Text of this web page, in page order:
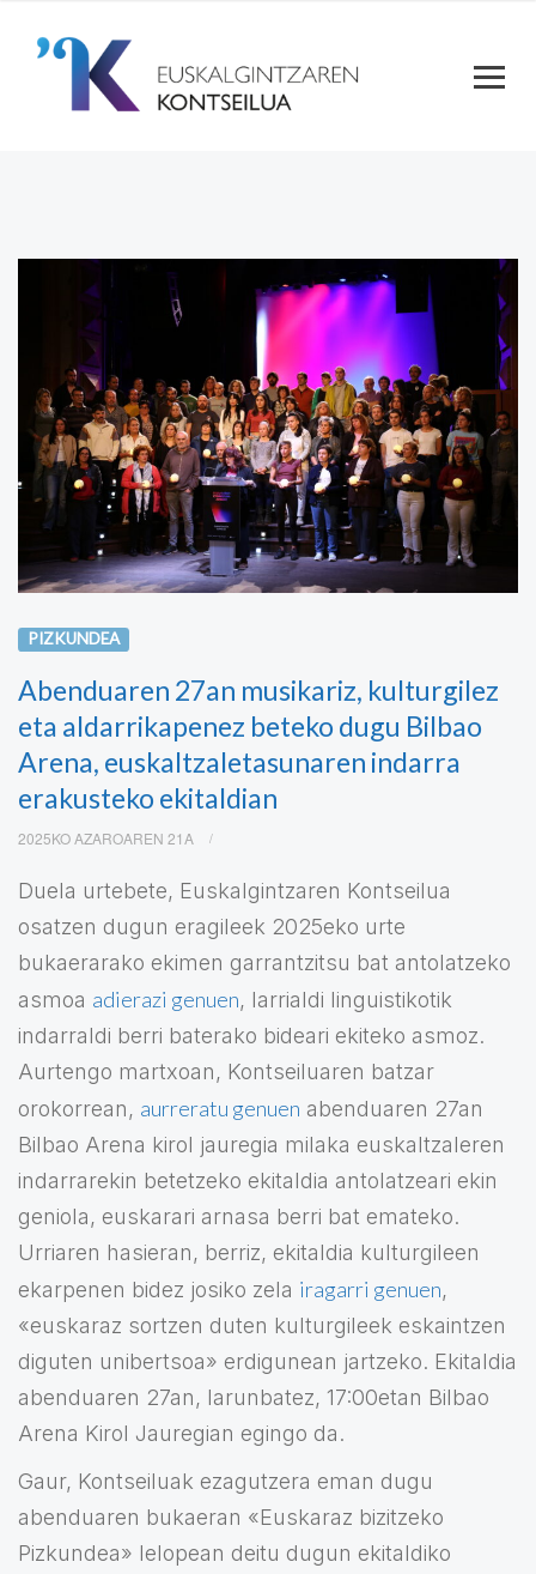
PIZKUNDEA
Abenduaren 27an musikariz, kulturgilez
eta aldarrikapenez beteko dugu Bilbao
Arena, euskaltzaletasunaren indarra
erakusteko ekitaldian
2025KO AZAROAREN 21A
Duela urtebete, Euskalgintzaren Kontseilua
osatzen dugun eragileek 2025eko urte
bukaerarako ekimen garrantzitsu bat antolatzeko
asmoa adierazi genuen, larrialdi linguistikotik
indarraldi berri baterako bideari ekiteko asmoz.
Aurtengo martxoan, Kontseiluaren batzar
orokorrean, aurreratu genuen abenduaren 27an
Bilbao Arena kirol jauregia milaka euskaltzaleren
indarrarekin betetzeko ekitaldia antolatzeari ekin
geniola, euskarari arnasa berri bat emateko.
Urriaren hasieran, berriz, ekitaldia kulturgileen
ekarpenen bidez josiko zela iragarri genuen,
«euskaraz sortzen duten kulturgileek eskaintzen
diguten unibertsoa» erdigunean jartzeko. Ekitaldia
abenduaren 27an, larunbatez, 17:00etan Bilbao
Arena Kirol Jauregian egingo da.
Gaur, Kontseiluak ezagutzera eman dugu
abenduaren bukaeran «Euskaraz bizitzeko
Pizkundea» lelopean deitu dugun ekitaldiko